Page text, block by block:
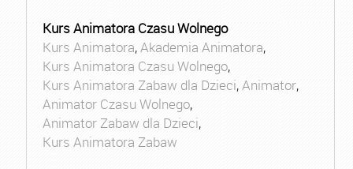
Kurs Animatora Czasu Wolnego
Kurs Animatora,Akademia Animatora,
Kurs Animatora Czasu Wolnego,
Kurs Animatora Zabaw dla Dzieci,Animator,
Animator Czasu Wolnego,
Animator Zabaw dla Dzieci,
Kurs Animatora Zabaw